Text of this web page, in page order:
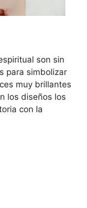
son sin
para simbolizar
muy brillantes
los diseños los
con la